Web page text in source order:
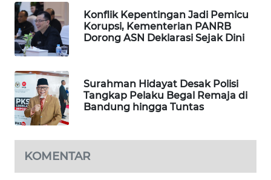
Konflik Kepentingan Jadi Pemicu
Korupsi, Kementerian PANRB
Dorong ASN Deklarasi Sejak Dini
Surahman Hidayat Desak Polisi
Tangkap Pelaku Begal Remaja di
Bandung hingga Tuntas
KOMENTAR
WAHANANEWS
CO ID
NET
WAHANA
SPORT
WAHANA
UMKM